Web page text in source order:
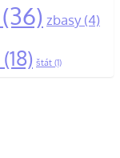
(36) zbasy(4)
(18) štát (1)